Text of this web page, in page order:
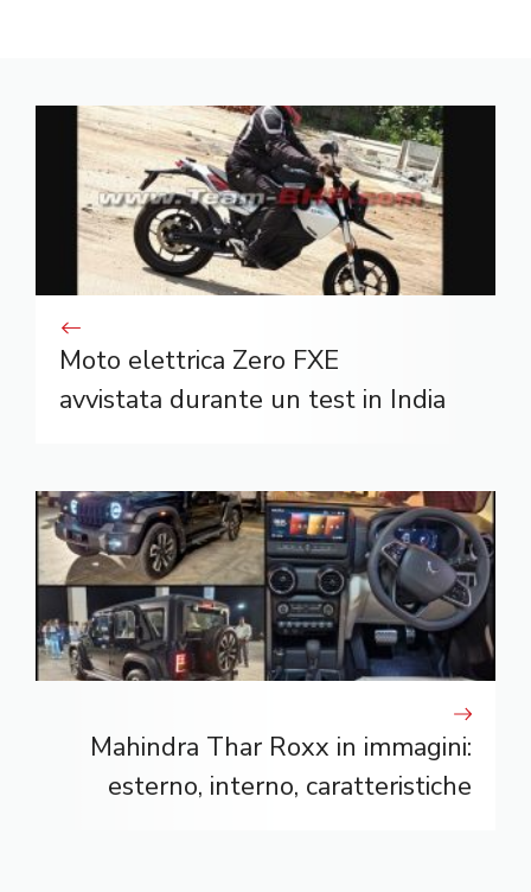
Moto elettrica Zero FXE
avvistata durante un test in India
Mahindra Thar Roxx in immagini:
esterno, interno, caratteristiche